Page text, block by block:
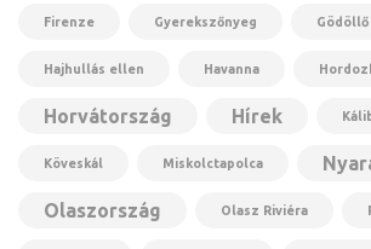
Firenze Gyerekszőnyeg Gödöllő
Hajhullás ellen Havanna
Horvátország Hírek
Köveskál Miskolctapolca
Olaszország Olasz Riviéra